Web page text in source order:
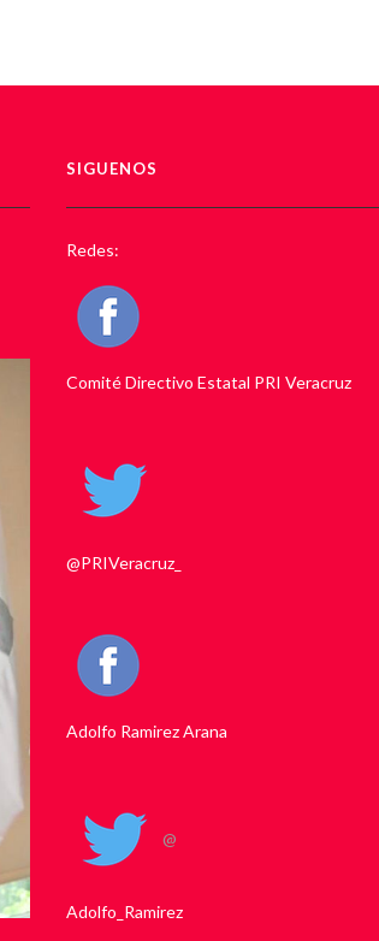
SIGUENOS
Redes:
Comité Directivo Estatal PRI Veracruz
@PRIVeracruz_
Adolfo Ramirez Arana
@
Adolfo_Ramirez